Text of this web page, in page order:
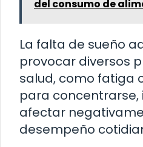
del consumo de
La falta de sueño
provocar diversos
salud, como fatiga
para concentrarse,
afectar
desempeño